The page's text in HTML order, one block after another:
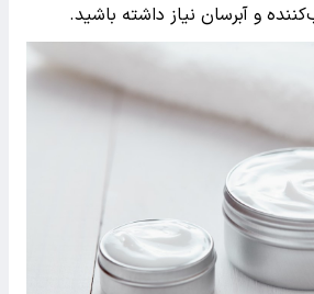
و آبرسان نیاز داشته باشید.